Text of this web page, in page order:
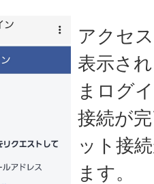
アクセ
表示さ
まログ
接続が
ット接
ます。